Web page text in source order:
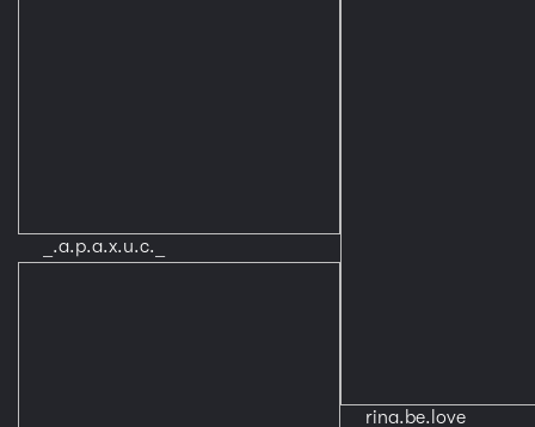
_.a.p.a.x.u.c._
rina.be.love